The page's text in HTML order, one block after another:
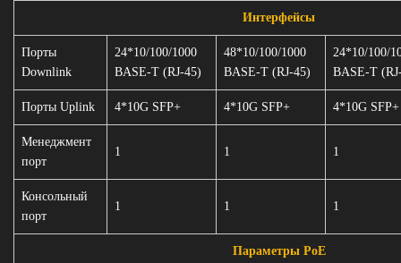
Интерфейсы
Порты
Downlink
24*10/100/1000
BASE-T (RJ-45)
48*10/100/1000
BASE-T (RJ-45)
24*10/100/
BASE-T
Порты Uplink 4*10G SFP+ 4*10G SFP+ 4*10G SFP+
Менеджмент
порт
1 1 1
Консольный
порт
1 1 1
Параметры PoE